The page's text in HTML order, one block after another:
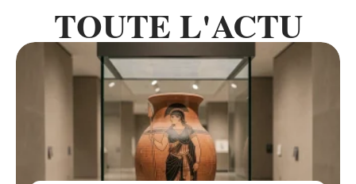
TOUTE L'ACTU